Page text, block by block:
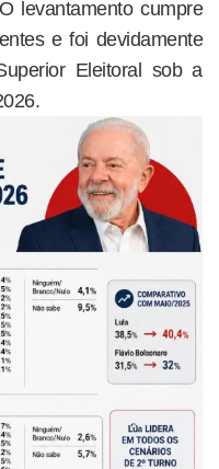
levantamento cumpre
e foi devidamente
Eleitoral sob a